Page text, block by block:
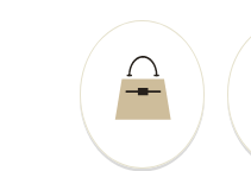
アイアンセットマッスルバッ
クモデル
LS☆720MB Dynamic Gold E
X S200